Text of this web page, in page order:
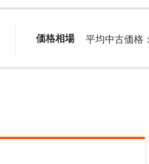
価格相場 平均中古価格：